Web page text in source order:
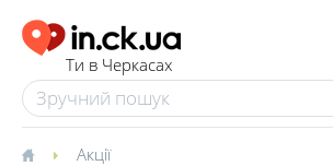
Ти в Черкасах
Акції